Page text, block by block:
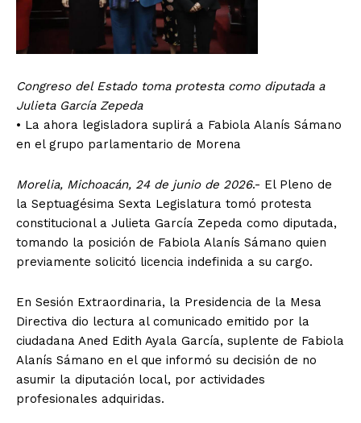
Congreso del Estado toma protesta como diputada a
Julieta García Zepeda
•⁠ ⁠La ahora legisladora suplirá a Fabiola Alanís Sámano
en el grupo parlamentario de Morena
Morelia, Michoacán, 24 de junio de 2026.- El Pleno de
la Septuagésima Sexta Legislatura tomó protesta
constitucional a Julieta García Zepeda como diputada,
tomando la posición de Fabiola Alanís Sámano quien
previamente solicitó licencia indefinida a su cargo.
En Sesión Extraordinaria, la Presidencia de la Mesa
Directiva dio lectura al comunicado emitido por la
ciudadana Aned Edith Ayala García, suplente de Fabiola
Alanís Sámano en el que informó su decisión de no
asumir la diputación local, por actividades
profesionales adquiridas.